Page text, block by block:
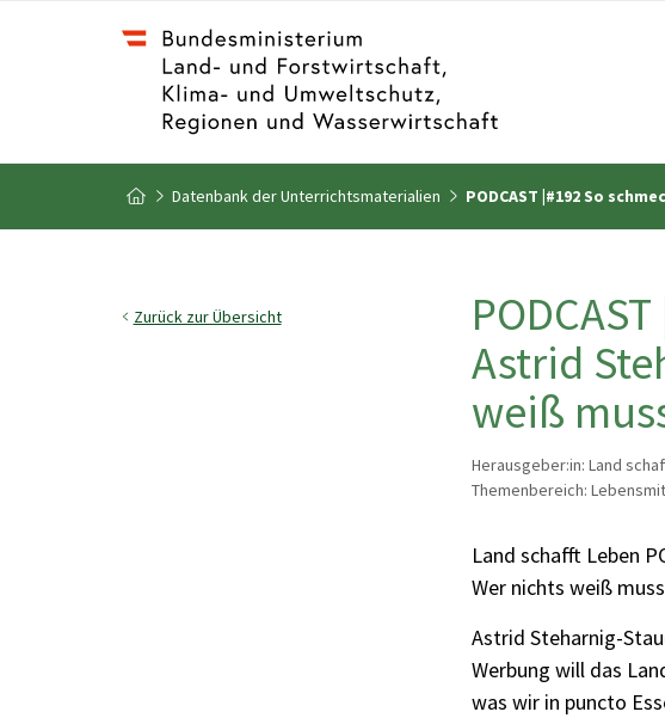
Zum Inhalt
Zum Inhaltsverzeichnis
Zur Startseite
Datenbank der Unterrichtsmaterialien PODCAST |#192 So
Zurück zur Übersicht
Astrid
weiß
Herausgeber:in: Land
Themenbereich:
Land schafft Leben
Wer nichts weiß
Astrid Steharnig-
Werbung will das
was wir in puncto